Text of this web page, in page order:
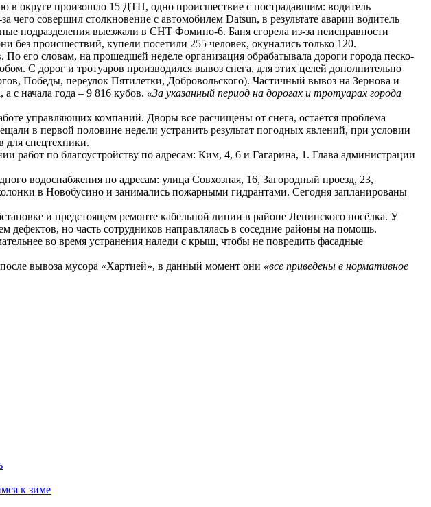
в округе произошло 15 ДТП, одно происшествие с пострадавшим: водитель
совершил столкновение с автомобилем Datsun, в результате аварии водитель
подразделения выезжали в СНТ Фомино-6. Баня сгорела из-за неисправности
происшествий, купели посетили 255 человек, окунались только 120.
словам, на прошедшей неделе организация обрабатывала дороги города песко-
С дорог и тротуаров производился вывоз снега, для этих целей дополнительно
Победы, переулок Пятилетки, Добровольского). Частичный вывоз на Зернова и
с начала года – 9 816 кубов. «За указанный период на дорогах и тротуарах города
управляющих компаний. Дворы все расчищены от снега, остаётся проблема
в первой половине недели устранить результат погодных явлений, при условии
для спецтехники.
по благоустройству по адресам: Ким, 4, 6 и Гагарина, 1. Глава администрации
водоснабжения по адресам: улица Совхозная, 16, Загородный проезд, 23,
в Новобусино и занимались пожарными гидрантами. Сегодня запланированы
и предстоящем ремонте кабельной линии в районе Ленинского посёлка. У
но часть сотрудников направлялась в соседние районы на помощь.
во время устранения наледи с крыш, чтобы не повредить фасадные
вывоза мусора «Хартией», в данный момент они «все приведены в нормативное
к зиме